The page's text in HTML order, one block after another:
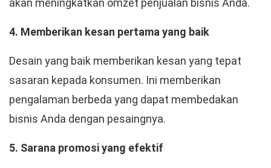
akan meningkatkan omzet penjualan bisnis Anda.
4. Memberikan kesan pertama yang baik
Desain yang baik memberikan kesan yang tepat
sasaran kepada konsumen. Ini memberikan
pengalaman berbeda yang dapat membedakan
bisnis Anda dengan pesaingnya.
5. Sarana promosi yang efektif